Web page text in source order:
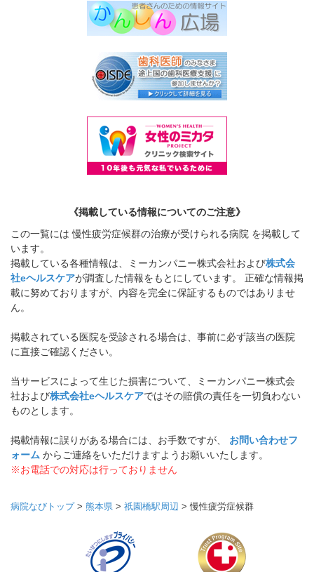
《掲載している情報についてのご注意》
この一覧には 慢性疲労症候群の治療が受けられる病院 を掲載して
います。
掲載している各種情報は、ミーカンパニー株式会社および株式会
社eヘルスケアが調査した情報をもとにしています。 正確な情報掲
載に努めておりますが、内容を完全に保証するものではありませ
ん。
掲載されている医院を受診される場合は、事前に必ず該当の医院
に直接ご確認ください。
当サービスによって生じた損害について、ミーカンパニー株式会
社および株式会社eヘルスケアではその賠償の責任を一切負わない
ものとします。
掲載情報に誤りがある場合には、お手数ですが、 お問い合わせフ
ォーム からご連絡をいただけますようお願いいたします。
※お電話での対応は行っておりません
病院なびトップ> 熊本県 > 祇園橋駅周辺 > 慢性疲労症候群